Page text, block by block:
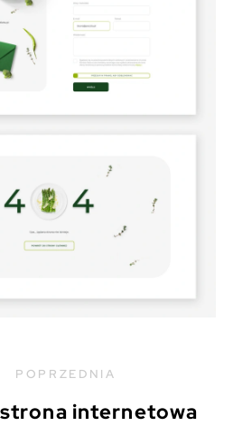
POPRZEDNIA
internetowa